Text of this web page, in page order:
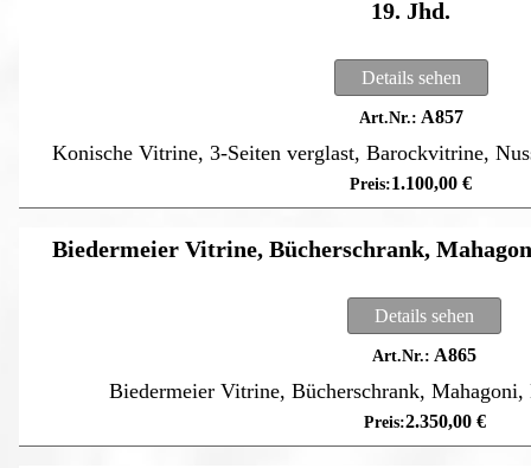
19. Jhd.
Details sehen
A857
Konische Vitrine, 3-Seiten verglast, Barockvitrine,
1.100,00 €
Biedermeier Vitrine, Bücherschrank,
Details sehen
A865
Biedermeier Vitrine, Bücherschrank,
2.350,00 €